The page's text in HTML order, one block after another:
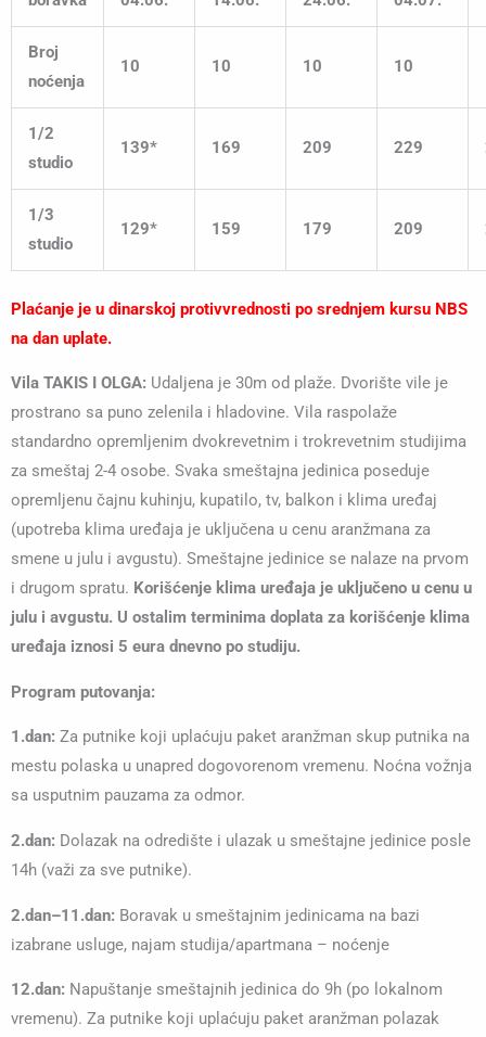
Broj
noćenja
10 10 10 10
1/2
studio
139* 169 209 229
1/3
studio
129* 159 179 209
Plaćanje je u dinarskoj protivvrednosti po srednjem kursu NBS
na dan uplate.
Vila TAKIS I OLGA: Udaljena je 30m od plaže. Dvorište vile je
prostrano sa puno zelenila i hladovine. Vila raspolaže
standardno opremljenim dvokrevetnim i trokrevetnim studijima
za smeštaj 2-4 osobe. Svaka smeštajna jedinica poseduje
opremljenu čajnu kuhinju, kupatilo, tv, balkon i klima uređaj
(upotreba klima uređaja je uključena u cenu aranžmana za
smene u julu i avgustu). Smeštajne jedinice se nalaze na prvom
i drugom spratu. Korišćenje klima uređaja je uključeno u cenu u
julu i avgustu. U ostalim terminima doplata za korišćenje klima
uređaja iznosi 5 eura dnevno po studiju.
Program putovanja:
1.dan: Za putnike koji uplaćuju paket aranžman skup putnika na
mestu polaska u unapred dogovorenom vremenu. Noćna vožnja
sa usputnim pauzama za odmor.
2.dan: Dolazak na odredište i ulazak u smeštajne jedinice posle
14h (važi za sve putnike).
2.dan–11.dan: Boravak u smeštajnim jedinicama na bazi
izabrane usluge, najam studija/apartmana – noćenje
12.dan: Napuštanje smeštajnih jedinica do 9h (po lokalnom
vremenu). Za putnike koji uplaćuju paket aranžman polazak